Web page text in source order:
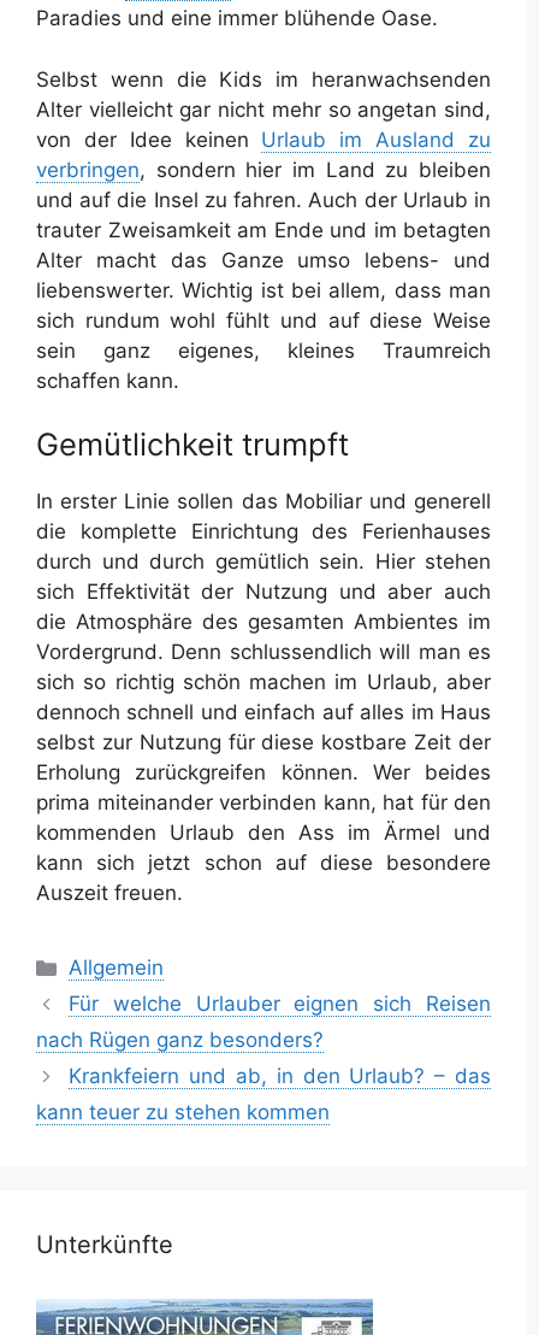
Paradies und eine immer blühende Oase.
Selbst wenn die Kids im heranwachsenden
Alter vielleicht gar nicht mehr so angetan sind,
von der Idee keinen Urlaub im Ausland zu
verbringen, sondern hier im Land zu bleiben
und auf die Insel zu fahren. Auch der Urlaub in
trauter Zweisamkeit am Ende und im betagten
Alter macht das Ganze umso lebens- und
liebenswerter. Wichtig ist bei allem, dass man
sich rundum wohl fühlt und auf diese Weise
sein ganz eigenes, kleines Traumreich
schaffen kann.
Gemütlichkeit trumpft
In erster Linie sollen das Mobiliar und generell
die komplette Einrichtung des Ferienhauses
durch und durch gemütlich sein. Hier stehen
sich Effektivität der Nutzung und aber auch
die Atmosphäre des gesamten Ambientes im
Vordergrund. Denn schlussendlich will man es
sich so richtig schön machen im Urlaub, aber
dennoch schnell und einfach auf alles im Haus
selbst zur Nutzung für diese kostbare Zeit der
Erholung zurückgreifen können. Wer beides
prima miteinander verbinden kann, hat für den
kommenden Urlaub den Ass im Ärmel und
kann sich jetzt schon auf diese besondere
Auszeit freuen.
Kategorien
Allgemein
Für welche Urlauber eignen sich Reisen
nach Rügen ganz besonders?
Krankfeiern und ab, in den Urlaub? – das
kann teuer zu stehen kommen
Unterkünfte